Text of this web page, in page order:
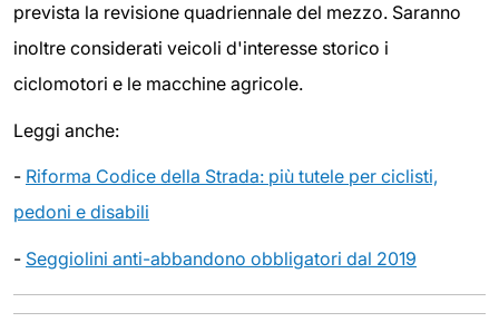
prevista la revisione quadriennale del mezzo. Saranno
inoltre considerati veicoli d'interesse storico i
ciclomotori e le macchine agricole.
Leggi anche:
- Riforma Codice della Strada: più tutele per ciclisti,
pedoni e disabili
- Seggiolini anti-abbandono obbligatori dal 2019